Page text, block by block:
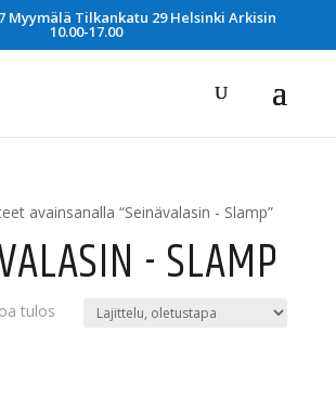
Myymälä Tilkankatu 29 Helsinki Arkisin
10.00-17.00
avainsanalla “Seinävalasin - Slamp”
- SLAMP
tulos